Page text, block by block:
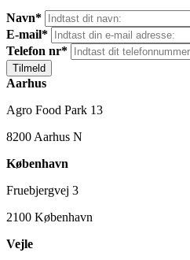
Navn*
E-mail*
Telefon nr*
Aarhus
Agro Food Park 13
8200 Aarhus N
København
Fruebjergvej 3
2100 København
Vejle